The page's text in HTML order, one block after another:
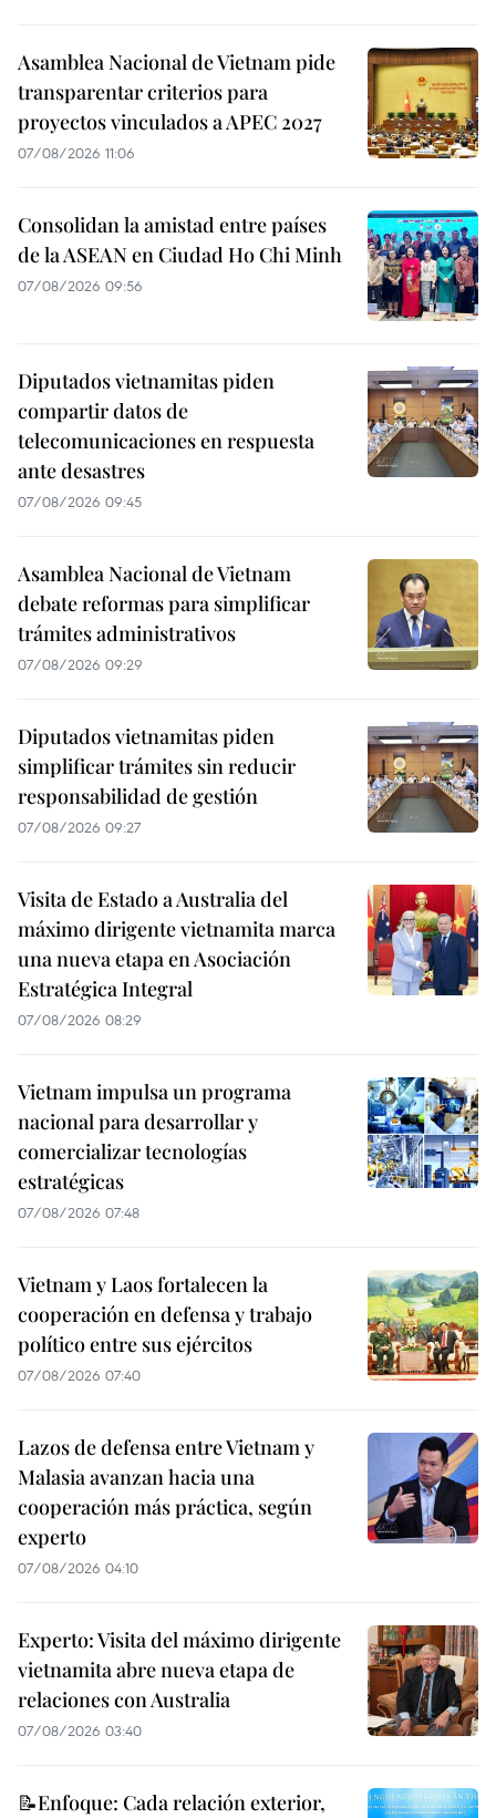
Asamblea Nacional de Vietnam pide
transparentar criterios para
proyectos vinculados a APEC 2027
07/08/2026 11:06
Consolidan la amistad entre países
de la ASEAN en Ciudad Ho Chi Minh
07/08/2026 09:56
Diputados vietnamitas piden
compartir datos de
telecomunicaciones en respuesta
ante desastres
07/08/2026 09:45
Asamblea Nacional de Vietnam
debate reformas para simplificar
trámites administrativos
07/08/2026 09:29
Diputados vietnamitas piden
simplificar trámites sin reducir
responsabilidad de gestión
07/08/2026 09:27
Visita de Estado a Australia del
máximo dirigente vietnamita marca
una nueva etapa en Asociación
Estratégica Integral
07/08/2026 08:29
Vietnam impulsa un programa
nacional para desarrollar y
comercializar tecnologías
estratégicas
07/08/2026 07:48
Vietnam y Laos fortalecen la
cooperación en defensa y trabajo
político entre sus ejércitos
07/08/2026 07:40
Lazos de defensa entre Vietnam y
Malasia avanzan hacia una
cooperación más práctica, según
experto
07/08/2026 04:10
Experto: Visita del máximo dirigente
vietnamita abre nueva etapa de
relaciones con Australia
07/08/2026 03:40
📝Enfoque: Cada relación exterior,